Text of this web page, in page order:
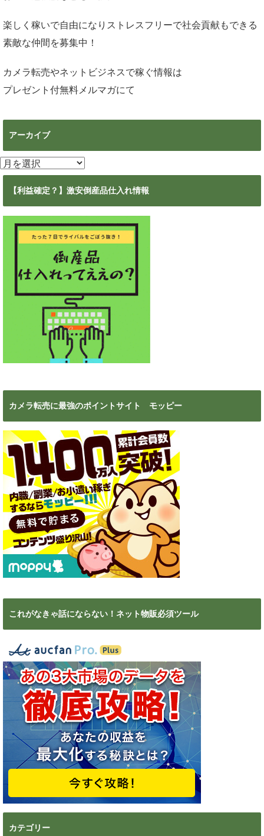
楽しく稼いで自由になりストレスフリーで社会貢献もできる
素敵な仲間を募集中！
カメラ転売やネットビジネスで稼ぐ情報は
プレゼント付無料メルマガにて
アーカイブ
ア
ー
【利益確定？】激安倒産品仕入れ情報
カメラ転売に最強のポイントサイト モッピー
これがなきゃ話にならない！ネット物販必須ツール
カテゴリー